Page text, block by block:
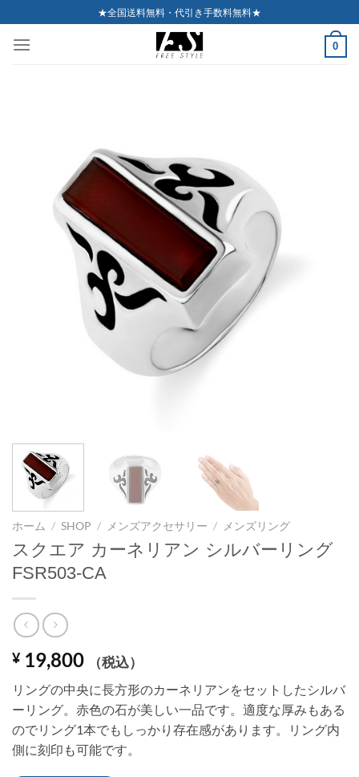
to
content
★全国送料無料・代引き手数料無料★
0
ホーム / SHOP / メンズアクセサリー / メンズリング
スクエア カーネリアン シルバーリング
FSR503-CA
¥ 19,800 （税込）
リングの中央に長方形のカーネリアンをセットしたシルバ
ーリング。赤色の石が美しい一品です。適度な厚みもある
のでリング1本でもしっかり存在感があります。リング内
側に刻印も可能です。